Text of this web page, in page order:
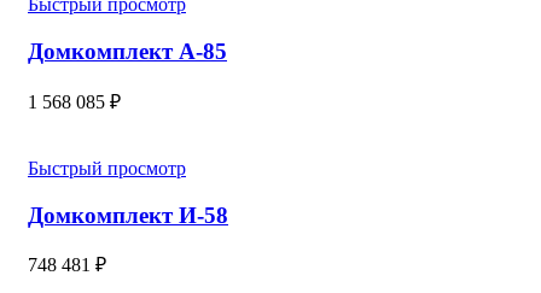
Быстрый просмотр
Домкомплект А-85
1 568 085 ₽
Быстрый просмотр
Домкомплект И-58
748 481 ₽